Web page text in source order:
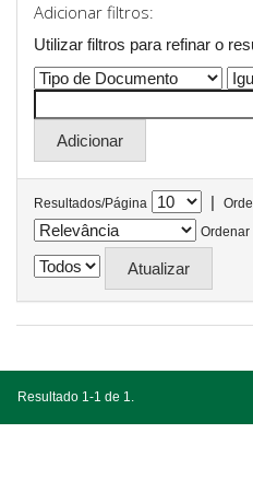
Adicionar filtros:
Utilizar filtros para refinar o
Resultados/Página |
Ordenar
Resultado 1-1 de 1.